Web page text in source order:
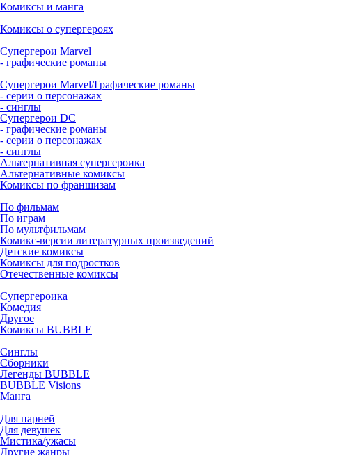
Комиксы и манга
Комиксы о супергероях
Супергерои Marvel
- графические романы
Супергерои Marvel/Графические романы
- серии о персонажах
- синглы
Супергерои DC
- графические романы
- серии о персонажах
- синглы
Альтернативная супергероика
Альтернативные комиксы
Комиксы по франшизам
По фильмам
По играм
По мультфильмам
Комикс-версии литературных произведений
Детские комиксы
Комиксы для подростков
Отечественные комиксы
Супергероика
Комедия
Другое
Комиксы BUBBLE
Синглы
Сборники
Легенды BUBBLE
BUBBLE Visions
Манга
Для парней
Для девушек
Мистика/ужасы
Другие жанры